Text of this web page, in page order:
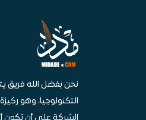
نحن بفضل الله فريق
التكنولوجيا، وهو
الشركة على أن تكون